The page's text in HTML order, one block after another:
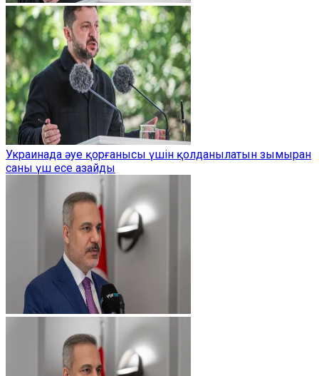
Украинада әуе қорғанысы үшін қолданылатын зымыран
саны үш есе азайды